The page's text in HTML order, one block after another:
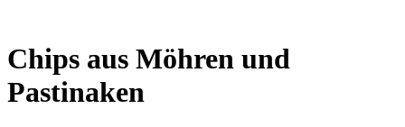
Chips aus Möhren und
Pastinaken